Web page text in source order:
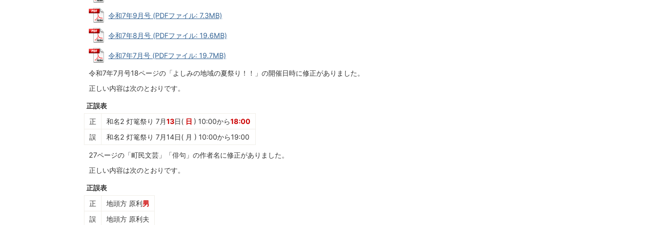
令和7年9月号 (PDFファイル: 7.3MB)
令和7年8月号 (PDFファイル: 19.6MB)
令和7年7月号 (PDFファイル: 19.7MB)
令和7年7月号18ページの「よしみの地域の夏祭り！！」の開催日時に修正がありました。
正しい内容は次のとおりです。
正誤表
正
和名2 灯篭祭り 7月13日( 日 ) 10:00から18:00
誤
和名2 灯篭祭り 7月14日( 月 ) 10:00から19:00
27ページの「町民文芸」「俳句」の作者名に修正がありました。
正しい内容は次のとおりです。
正誤表
正
地頭方 原利男
誤
地頭方 原利夫